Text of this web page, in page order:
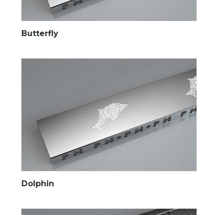
Butterfly
Dolphin